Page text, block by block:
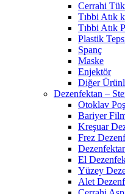
Cerrahi
Tıbbi Atık
Tıbbi Atık
Plastik
Spanç
Maske
Enjektör
Diğer
Dezenfektan –
Otoklav
Bariyer
Kreşuar
Frez
El
Yüzey
Alet